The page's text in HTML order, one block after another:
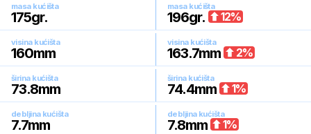
masa kućišta
175gr.
masa kućišta
196gr. 12%
visina kućišta
160mm
visina kućišta
163.7mm 2%
širina kućišta
73.8mm
širina kućišta
74.4mm 1%
debljina kućišta
7.7mm
debljina kućišta
7.8mm 1%